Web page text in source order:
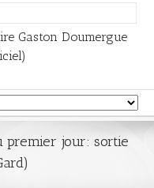
Gaston Doumergue
premier jour: sortie